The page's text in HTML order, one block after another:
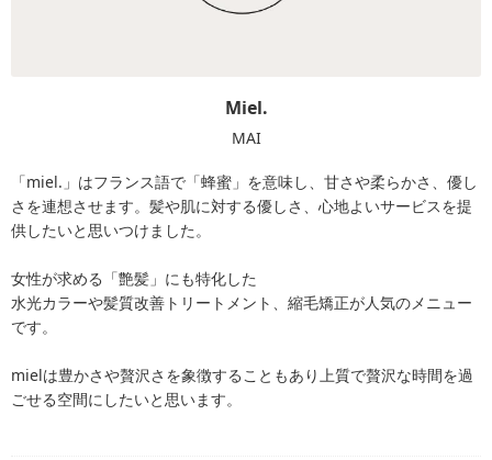
Miel.
MAI
「miel.」はフランス語で「蜂蜜」を意味し、甘さや柔らかさ、優し
さを連想させます。髪や肌に対する優しさ、心地よいサービスを提
供したいと思いつけました。
女性が求める「艶髪」にも特化した
水光カラーや髪質改善トリートメント、縮毛矯正が人気のメニュー
です。
mielは豊かさや贅沢さを象徴することもあり上質で贅沢な時間を過
ごせる空間にしたいと思います。